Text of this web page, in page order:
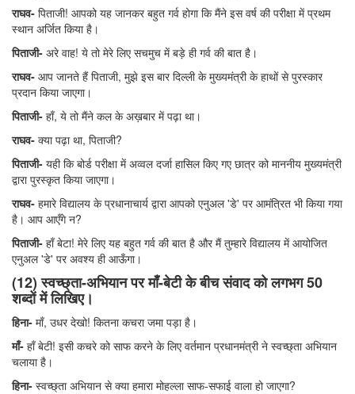
राघव- पिताजी! आपको यह जानकर बहुत गर्व होगा कि मैंने इस वर्ष की परीक्षा में प्रथम
स्थान अर्जित किया है।
पिताजी- अरे वाह! ये तो मेरे लिए सचमुच में बड़े ही गर्व की बात है।
राघव- आप जानते हैं पिताजी, मुझे इस बार दिल्ली के मुख्यमंत्री के हाथों से पुरस्कार
प्रदान किया जाएगा।
पिताजी- हाँ, ये तो मैंने कल के अख़बार में पढ़ा था।
राघव- क्या पढ़ा था, पिताजी?
पिताजी- यही कि बोर्ड परीक्षा में अव्वल दर्जा हासिल किए गए छात्र को माननीय मुख्यमंत्री
द्वारा पुरस्कृत किया जाएगा।
राघव- हमारे विद्यालय के प्रधानाचार्य द्वारा आपको एनुअल 'डे' पर आमंत्रित भी किया गया
है। आप आएँगे न?
पिताजी- हाँ बेटा! मेरे लिए यह बहुत गर्व की बात है और मैं तुम्हारे विद्यालय में आयोजित
एनुअल 'डे' पर अवश्य ही आऊँगा।
(12) स्वच्छ्ता-अभियान पर माँ-बेटी के बीच संवाद को लगभग 50
शब्दों में लिखिए।
हिना- माँ, उधर देखो! कितना कचरा जमा पड़ा है।
माँ- हाँ बेटी! इसी कचरे को साफ करने के लिए वर्तमान प्रधानमंत्री ने स्वच्छ्ता अभियान
चलाया है।
हिना- स्वच्छ्ता अभियान से क्या हमारा मोहल्ला साफ-सफाई वाला हो जाएगा?